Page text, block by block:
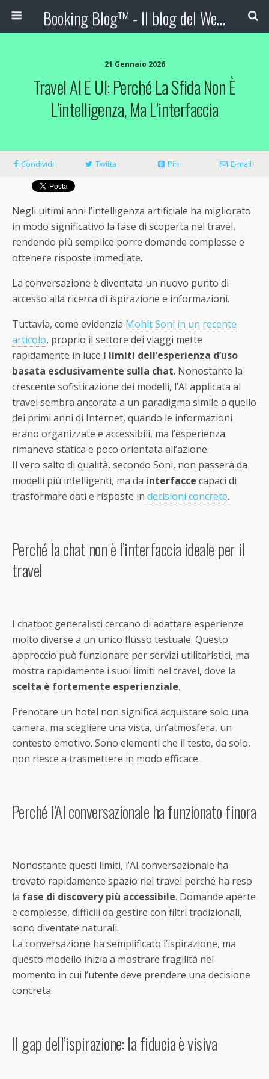
Booking Blog™ - Il blog del Web Marketing Turistico
21 Gennaio 2026
Travel AI E UI: Perché La Sfida Non È
L’intelligenza, Ma L’interfaccia
Condividi Twitta Pin E-mail
Negli ultimi anni l’intelligenza artificiale ha migliorato
in modo significativo la fase di scoperta nel travel,
rendendo più semplice porre domande complesse e
ottenere risposte immediate.
La conversazione è diventata un nuovo punto di
accesso alla ricerca di ispirazione e informazioni.
Tuttavia, come evidenzia Mohit Soni in un recente
articolo, proprio il settore dei viaggi mette
rapidamente in luce i limiti dell’esperienza d’uso
basata esclusivamente sulla chat. Nonostante la
crescente sofisticazione dei modelli, l’AI applicata al
travel sembra ancorata a un paradigma simile a quello
dei primi anni di Internet, quando le informazioni
erano organizzate e accessibili, ma l’esperienza
rimaneva statica e poco orientata all’azione.
Il vero salto di qualità, secondo Soni, non passerà da
modelli più intelligenti, ma da interfacce capaci di
trasformare dati e risposte in decisioni concrete.
Perché la chat non è l’interfaccia ideale per il
travel
I chatbot generalisti cercano di adattare esperienze
molto diverse a un unico flusso testuale. Questo
approccio può funzionare per servizi utilitaristici, ma
mostra rapidamente i suoi limiti nel travel, dove la
scelta è fortemente esperienziale.
Prenotare un hotel non significa acquistare solo una
camera, ma scegliere una vista, un’atmosfera, un
contesto emotivo. Sono elementi che il testo, da solo,
non riesce a trasmettere in modo efficace.
Perché l’AI conversazionale ha funzionato finora
Nonostante questi limiti, l’AI conversazionale ha
trovato rapidamente spazio nel travel perché ha reso
la fase di discovery più accessibile. Domande aperte
e complesse, difficili da gestire con filtri tradizionali,
sono diventate naturali.
La conversazione ha semplificato l’ispirazione, ma
questo modello inizia a mostrare fragilità nel
momento in cui l’utente deve prendere una decisione
concreta.
Il gap dell’ispirazione: la fiducia è visiva